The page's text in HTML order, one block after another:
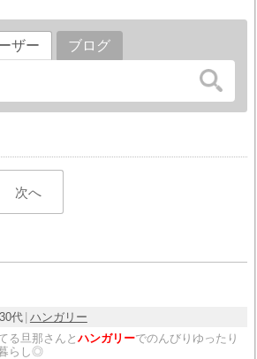
ザー ブログ
次へ
30代 ハンガリー
る旦那さんとハンガリーでのんびりゆったり
らし◎